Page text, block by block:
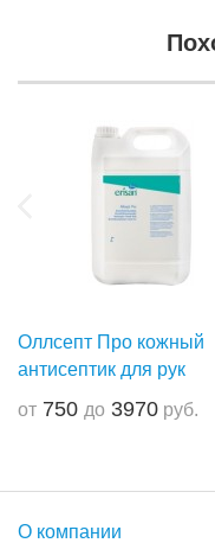
Оллсепт Про кожный
антисептик для рук
от 750 до 3970 руб.
О компании